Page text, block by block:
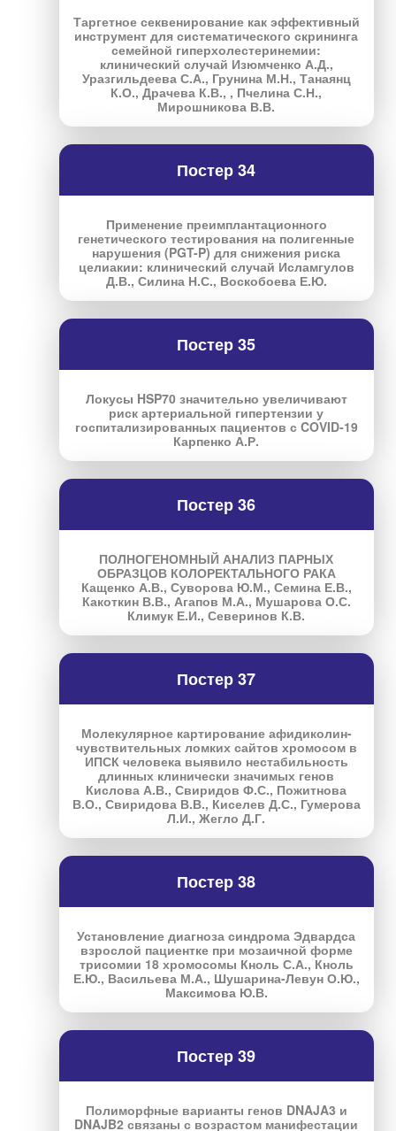
Таргетное секвенирование как эффективный
инструмент для систематического скрининга
семейной гиперхолестеринемии:
клинический случай Изюмченко А.Д.,
Уразгильдеева С.А., Грунина М.Н., Танаянц
К.О., Драчева К.В., , Пчелина С.Н.,
Мирошникова В.В.
Постер 34
Применение преимплантационного
генетического тестирования на полигенные
нарушения (PGT-P) для снижения риска
целиакии: клинический случай Исламгулов
Д.В., Силина Н.С., Воскобоева Е.Ю.
Постер 35
Локусы HSP70 значительно увеличивают
риск артериальной гипертензии у
госпитализированных пациентов с COVID-19
Карпенко А.Р.
Постер 36
ПОЛНОГЕНОМНЫЙ АНАЛИЗ ПАРНЫХ
ОБРАЗЦОВ КОЛОРЕКТАЛЬНОГО РАКА
Кащенко А.В., Суворова Ю.М., Семина Е.В.,
Какоткин В.В., Агапов М.А., Мушарова О.С.
Климук Е.И., Северинов К.В.
Постер 37
Молекулярное картирование афидиколин-
чувствительных ломких сайтов хромосом в
ИПСК человека выявило нестабильность
длинных клинически значимых генов
Кислова А.В., Свиридов Ф.С., Пожитнова
В.О., Свиридова В.В., Киселев Д.С., Гумерова
Л.И., Жегло Д.Г.
Постер 38
Установление диагноза синдрома Эдвардса
взрослой пациентке при мозаичной форме
трисомии 18 хромосомы Кноль С.А., Кноль
Е.Ю., Васильева М.А., Шушарина-Левун О.Ю.,
Максимова Ю.В.
Постер 39
Полиморфные варианты генов DNAJA3 и
DNAJB2 связаны с возрастом манифестации